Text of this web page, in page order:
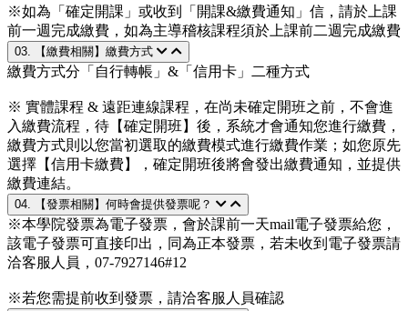
※如為「確定開課」或收到「開課&繳費通知」信，請於上課
前一週完成繳費，如為主導稽核課程須於上課前二週完成繳費
03. 【繳費相關】繳費方式
繳費方式分「自行轉帳」&「信用卡」二種方式
※ 實體課程 & 遠距連線課程，在尚未確定開班之前，不會進
入繳費流程，待【確定開班】後，系統才會通知您進行繳費，
繳費方式則以您當初選取的繳費模式進行繳費作業；如您原先
選擇【信用卡繳費】，確定開班後將會發出繳費通知，並提供
繳費連結。
04. 【發票相關】何時會提供發票呢？
※本學院發票為電子發票，會於課前一天mail電子發票給您，
該電子發票可直接印出，同為正本發票，若未收到電子發票請
洽客服人員，07-7927146#12
※若您需提前收到發票，請洽客服人員確認